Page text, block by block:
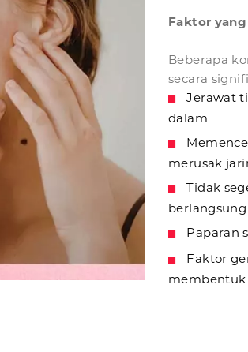
Faktor
Beberapa
secara
Jerawat
dalam
merusak
Tidak
Paparan
Faktor
membentuk